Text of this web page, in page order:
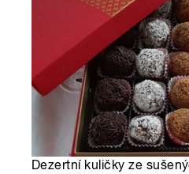
Dezertní kuličky ze